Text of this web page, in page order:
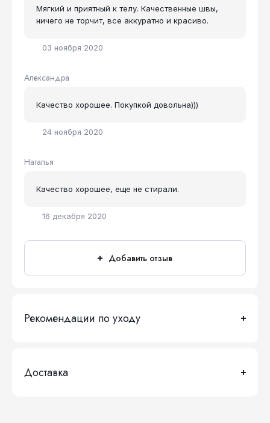
03 ноября 2020
Мягкий и приятный к телу. Качественные швы,
ничего не торчит, все аккуратно и красиво.
Александра
24 ноября 2020
Качество хорошее. Покупкой довольна)))
Наталья
16 декабря 2020
Качество хорошее, еще не стирали.
Добавить отзыв
Рекомендации по уходу
Доставка